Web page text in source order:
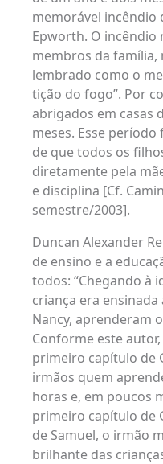
memorável incêndio
Epworth. O
membros da família,
lembrado como o
tição do fogo”. Por
abrigados em casas
meses. Esse
de que todos os
diretamente pela
e disciplina [Cf.
semestre/2003].
Duncan Alexander
de ensino e a
todos: “Chegando à
criança era
Nancy, aprenderam
Conforme este
primeiro capítulo de
irmãos quem
horas e, em poucos
primeiro capítulo de
de Samuel, o irmão
brilhante das